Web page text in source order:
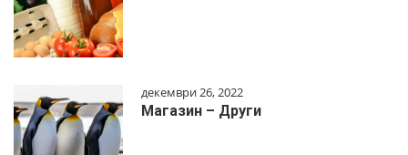
декември 26, 2022
Магазин – Други